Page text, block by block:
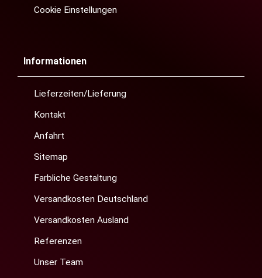
Cookie Einstellungen
Informationen
Lieferzeiten/Lieferung
Kontakt
Anfahrt
Sitemap
Farbliche Gestaltung
Versandkosten Deutschland
Versandkosten Ausland
Referenzen
Unser Team